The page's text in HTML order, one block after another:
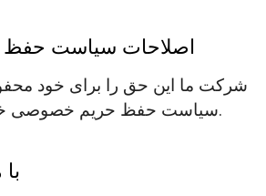
اصلاحات سیاست
شرکت ما این حق را برای خود
سیاست حفظ حریم خصوصی خود تجدید نظر کند.